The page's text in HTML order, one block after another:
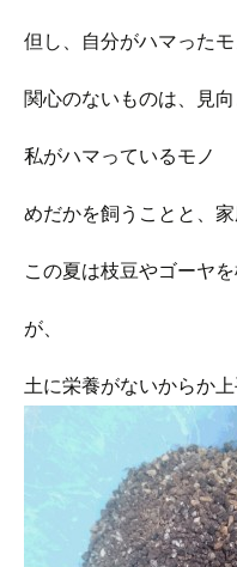
但し、自分がハマった
関心のないものは、見
私がハマっているモノ
めだかを飼うことと、
この夏は枝豆やゴーヤ
が、
土に栄養がないからか